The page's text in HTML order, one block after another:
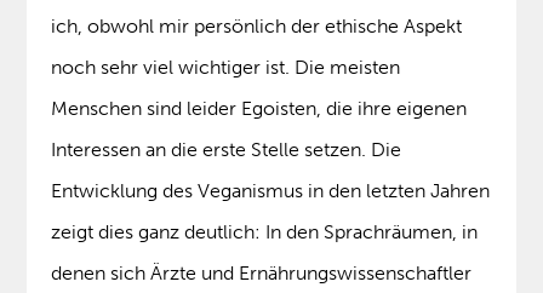
ich, obwohl mir persönlich der ethische Aspekt
noch sehr viel wichtiger ist. Die meisten
Menschen sind leider Egoisten, die ihre eigenen
Interessen an die erste Stelle setzen. Die
Entwicklung des Veganismus in den letzten Jahren
zeigt dies ganz deutlich: In den Sprachräumen, in
denen sich Ärzte und Ernährungswissenschaftler